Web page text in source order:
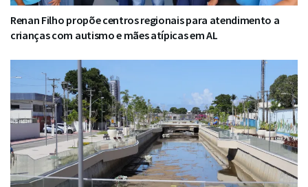
Renan Filho propõe centros regionais para atendimento a
crianças com autismo e mães atípicas em AL